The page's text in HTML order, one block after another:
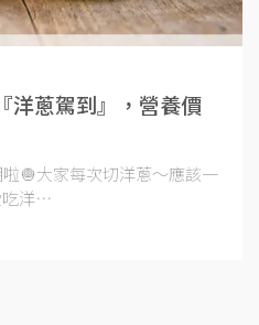
洋蔥駕到』，營養價
🧅大家每次切洋蔥～應該一
吃洋⋯